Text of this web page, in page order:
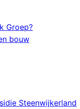
Groep?
bouw
Steenwijkerland